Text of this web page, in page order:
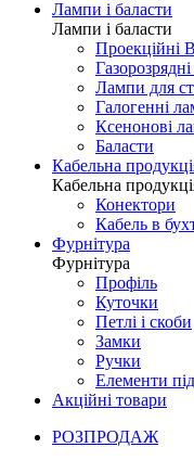
Лампи і баласти
Лампи і баласти
Проекційні
Лампи для
Галогенні
Ксенонові
Баласти
Кабельна
Кабельна
Конектори
Кабель в
Фурнітура
Фурнітура
Профіль
Куточки
Петлі і скоби
Замки
Ручки
Елементи
Акційні товари
РОЗПРОДАЖ